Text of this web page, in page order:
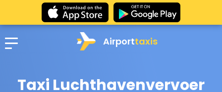
Airporttaxis
Taxi Luchthavenvervoer